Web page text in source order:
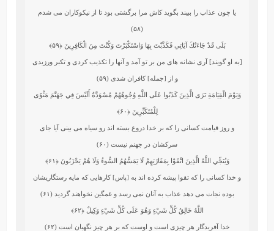
يا چون عذاب را ببيند بگويد كاش مرا برگشتى بود تا از نيكوكاران مى ‏شدم
(۵۸)
بَلَى قَدْ جَاءَتْكَ آيَاتِي فَكَذَّبْتَ بِهَا وَاسْتَكْبَرْتَ وَكُنْتَ مِنَ الْكَافِرِينَ﴿۵۹﴾
[به او گويند] آرى نشانه‏ هاى من بر تو آمد و آنها را تكذيب كردى و تكبر ورزيدى
و از [جمله] كافران شدى (۵۹)
وَيَوْمَ الْقِيَامَةِ تَرَى الَّذِينَ كَذَبُوا عَلَى اللَّهِ وُجُوهُهُمْ مُسْوَدَّةٌ أَلَيْسَ فِي جَهَنَّمَ مَثْوًى
لِلْمُتَكَبِّرِينَ﴿۶۰﴾
و روز قيامت كسانى را كه بر خدا دروغ بسته‏ اند رو سياه مى ‏بينى آيا جاى
سركشان در جهنم نيست (۶۰)
وَيُنَجِّي اللَّهُ الَّذِينَ اتَّقَوْا بِمَفَازَتِهِمْ لَا يَمَسُّهُمُ السُّوءُ وَلَا هُمْ يَحْزَنُونَ﴿۶۱﴾
و خدا كسانى را كه تقوا پيشه كرده‏ اند به [پاس] كارهايى كه مايه رستگاري‏شان
بوده نجات مى‏ دهد عذاب به آنان نمى ‏رسد و غمگين نخواهند گرديد (۶۱)
اللَّهُ خَالِقُ كُلِّ شَيْءٍ وَهُوَ عَلَى كُلِّ شَيْءٍ وَكِيلٌ﴿۶۲﴾
خدا آفريدگار هر چيزى است و اوست كه بر هر چيز نگهبان است (۶۲)